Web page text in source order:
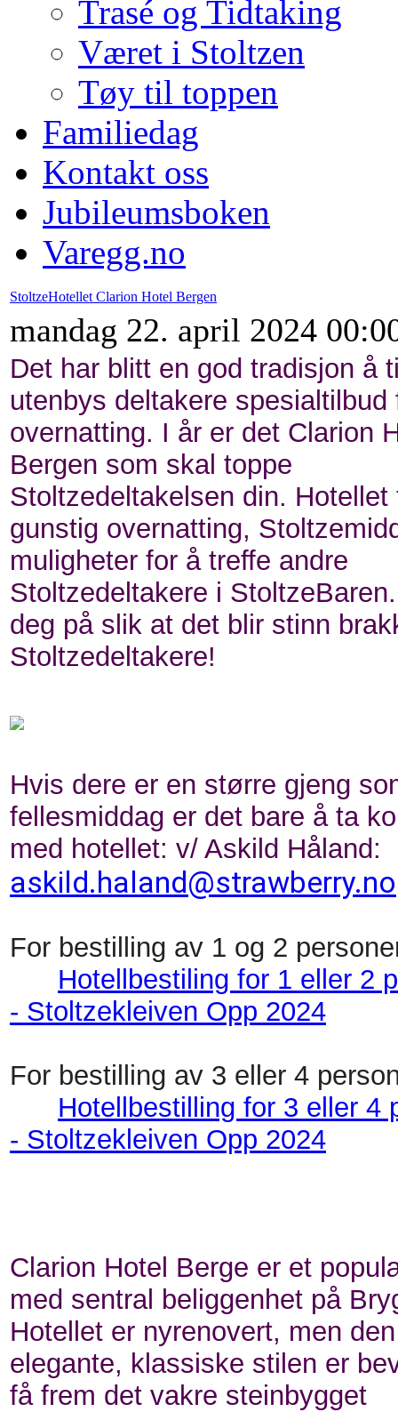
Trasé og Tidtaking
Været i Stoltzen
Tøy til toppen
Familiedag
Kontakt oss
Jubileumsboken
Varegg.no
StoltzeHotellet Clarion Hotel Bergen
mandag 22. april 2024
Det har blitt en god tradisjon å
utenbys deltakere spesialtilbud
overnatting. I år er det Clarion
Bergen som skal toppe
Stoltzedeltakelsen din. Hotellet
gunstig overnatting,
muligheter for å treffe andre
Stoltzedeltakere i
deg på slik at det blir stinn
Stoltzedeltakere!
Hvis dere er en større gjeng
fellesmiddag er det bare å ta
med hotellet: v/ Askild Håland:
askild.haland@strawberry.no
For bestilling av 1 og 2
Hotellbestiling for 1 eller 2
- Stoltzekleiven Opp 2024
For bestilling av 3 eller 4
Hotellbestilling for 3 eller 4
- Stoltzekleiven Opp 2024
Clarion Hotel Berge er et
med sentral beliggenhet på
Hotellet er nyrenovert, men den
elegante, klassiske stilen er
få frem det vakre steinbygget